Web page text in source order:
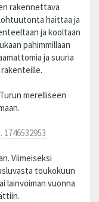
rakennettava
haittaa ja
ja kooltaan
pahimmillaan
ja suuria
merelliseen
Viimeiseksi
toukokuun
lainvoiman vuonna